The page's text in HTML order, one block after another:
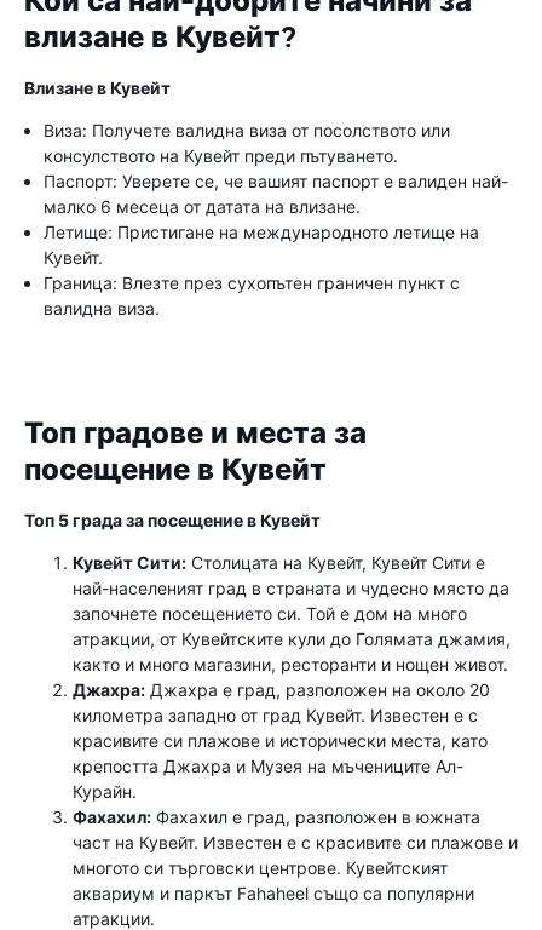
влизане в Кувейт?
Влизане в Кувейт
Виза: Получете валидна виза от посолството или
консулството на Кувейт преди пътуването.
Паспорт: Уверете се, че вашият паспорт е валиден най-
малко 6 месеца от датата на влизане.
Летище: Пристигане на международното летище на
Кувейт.
Граница: Влезте през сухопътен граничен пункт с
валидна виза.
Топ градове и места за
посещение в Кувейт
Топ 5 града за посещение в Кувейт
Кувейт Сити: Столицата на Кувейт, Кувейт Сити е
най-населеният град в страната и чудесно място да
започнете посещението си. Той е дом на много
атракции, от Кувейтските кули до Голямата джамия,
както и много магазини, ресторанти и нощен живот.
Джахра: Джахра е град, разположен на около 20
километра западно от град Кувейт. Известен е с
красивите си плажове и исторически места, като
крепостта Джахра и Музея на мъчениците Ал-
Курайн.
Фахахил: Фахахил е град, разположен в южната
част на Кувейт. Известен е с красивите си плажове и
многото си търговски центрове. Кувейтският
аквариум и паркът Fahaheel също са популярни
атракции.